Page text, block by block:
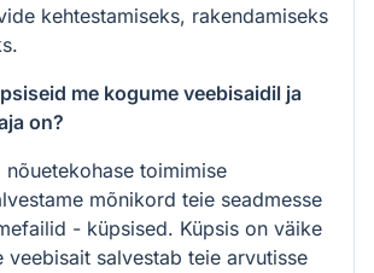
kehtestamiseks, rakendamiseks
me kogume veebisaidil ja
on?
toimimise
mõnikord teie seadmesse
- küpsised. Küpsis on väike
veebisait salvestab teie arvutisse